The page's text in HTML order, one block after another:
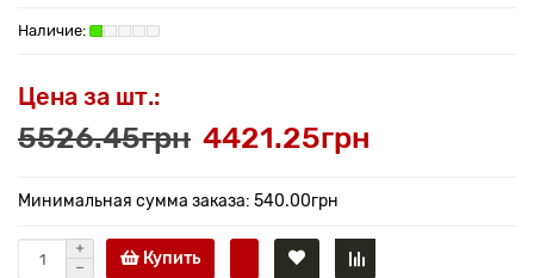
Цена за шт.:
5526.45грн 4421.25грн
Минимальная сумма заказа: 540.00грн
Купить